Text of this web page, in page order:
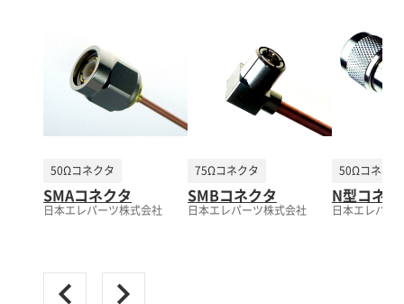
50Ωコネクタ
SMAコネクタ
日本エレパーツ株式会社
75Ωコネクタ
SMBコネクタ
日本エレパーツ株式会社
50Ωコネクタ
N型コネ
日本エレパー